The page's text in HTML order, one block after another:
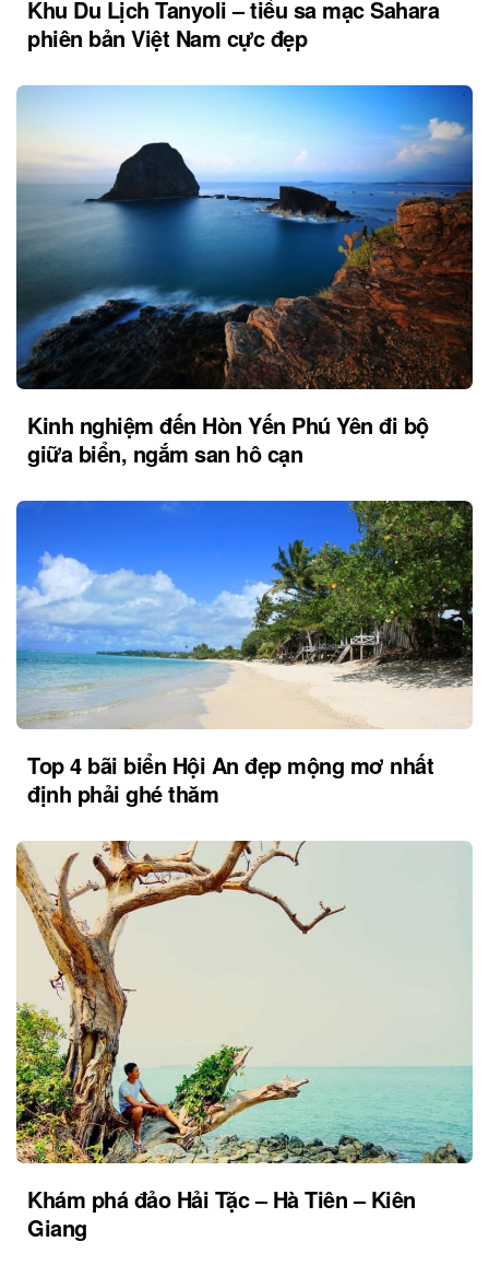
Khu Du Lịch Tanyoli – tiểu sa mạc Sahara
phiên bản Việt Nam cực đẹp
Kinh nghiệm đến Hòn Yến Phú Yên đi bộ
giữa biển, ngắm san hô cạn
Top 4 bãi biển Hội An đẹp mộng mơ nhất
định phải ghé thăm
Khám phá đảo Hải Tặc – Hà Tiên – Kiên
Giang